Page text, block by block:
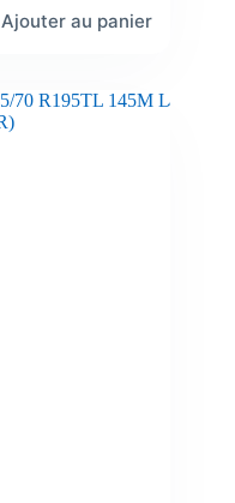
Ajouter au panier